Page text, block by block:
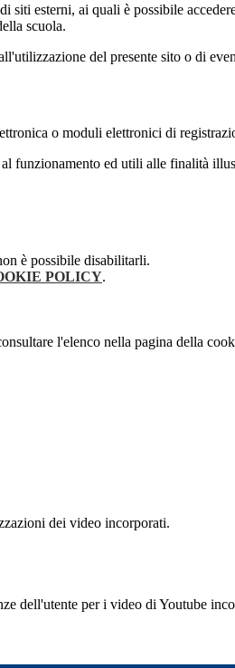
siti esterni, ai quali è possibile
scuola.
del presente sito o di
o moduli elettronici di
funzionamento ed utili alle finalità
è possibile disabilitarli.
POLICY.
l'elenco nella pagina della
dei video incorporati.
dell'utente per i video di Youtube